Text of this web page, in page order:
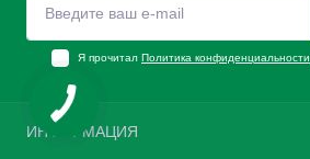
Я прочитал Политика конфиденциальности
ИНФОРМАЦИЯ